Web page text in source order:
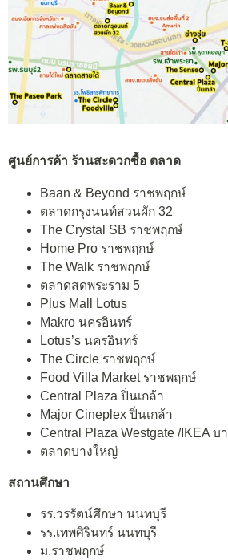
ศูนย์การค้า ร้านสะดวกซื้อ ตลาด
Baan & Beyond ราชพฤกษ์
ตลาดกรุงนนท์สวนผัก 32
The Crystal SB ราชพฤกษ์
Home Pro ราชพฤกษ์
The Walk ราชพฤกษ์
ตลาดสดพระราม 5
Plus Mall Lotus
Makro นครอินทร์
Lotus’s นครอินทร์
The Circle ราชพฤกษ์
Food Villa Market ราชพฤกษ์
Central Plaza ปิ่นเกล้า
Major Cineplex ปิ่นเกล้า
Central Plaza Westgate /IKEA บ
ตลาดบางใหญ่
สถานศึกษา
รร.วรรัตน์ศึกษา นนทบุรี
รร.เทพศิรินทร์ นนทบุรี
ม.ราชพฤกษ์